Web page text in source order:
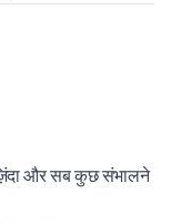
और सब कुछ संभालने